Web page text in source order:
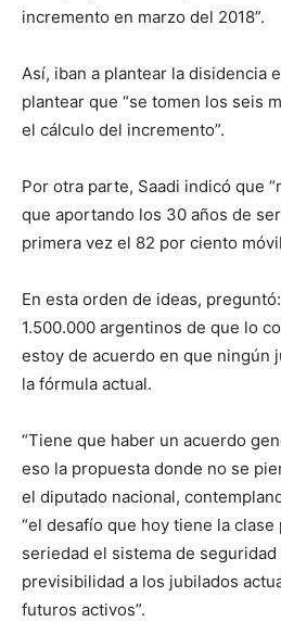
incremento en marzo del 2018”.
Así, iban a plantear la disidencia
plantear que “se tomen los seis
el cálculo del incremento”.
Por otra parte, Saadi indicó que
que aportando los 30 años de
primera vez el 82 por ciento
En esta orden de ideas,
1.500.000 argentinos de que lo
estoy de acuerdo en que ningún
la fórmula actual.
“Tiene que haber un acuerdo
eso la propuesta donde no se
el diputado nacional,
“el desafío que hoy tiene la
seriedad el sistema de
previsibilidad a los jubilados
futuros activos”.